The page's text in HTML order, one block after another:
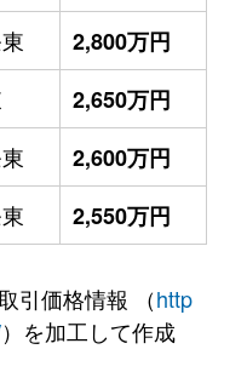
2,800万円
2,650万円
2,600万円
2,550万円
引価格情報 （http
）を加工して作成